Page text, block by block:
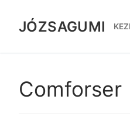
tartalomra
JÓZSAGUMI
Comforser